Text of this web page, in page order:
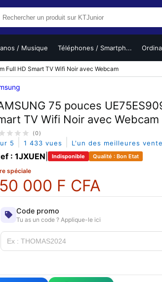
/ Musique Téléphones / Smartph...
Full HD Smart TV Wifi Noir avec Webcam
75 pouces
TV Wifi Noir avec Webcam
(0)
5 1 433 vues L'un des meilleures
: 1JXUEN Indisponible Qualité : Bon Etat
spéciale
000 F CFA
Code promo
Tu as un code ? Applique-le ici